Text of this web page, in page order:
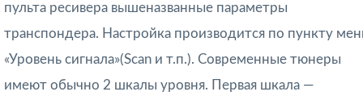
пульта ресивера вышеназванные параметры
транспондера. Настройка производится по пункту
«Уровень сигнала»(Scan и т.п.). Современные тюнеры
имеют обычно 2 шкалы уровня. Первая шкала —